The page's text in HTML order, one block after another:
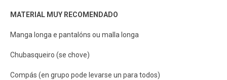
MATERIAL MUY RECOMENDADO
Manga longa e pantalóns ou malla longa
Chubasqueiro (se chove)
Compás (en grupo pode levarse un para todos)